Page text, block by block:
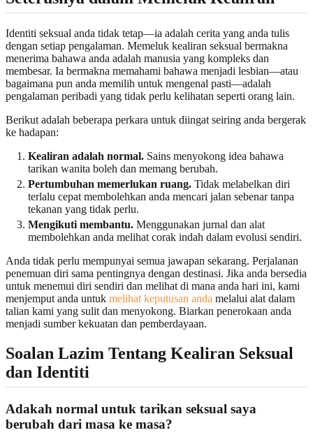
Identiti seksual anda tidak tetap—ia adalah cerita yang anda tulis
dengan setiap pengalaman. Memeluk kealiran seksual bermakna
menerima bahawa anda adalah manusia yang kompleks dan
membesar. Ia bermakna memahami bahawa menjadi lesbian—atau
bagaimana pun anda memilih untuk mengenal pasti—adalah
pengalaman peribadi yang tidak perlu kelihatan seperti orang lain.
Berikut adalah beberapa perkara untuk diingat seiring anda bergerak
ke hadapan:
Kealiran adalah normal. Sains menyokong idea bahawa
tarikan wanita boleh dan memang berubah.
Pertumbuhan memerlukan ruang. Tidak melabelkan diri
terlalu cepat membolehkan anda mencari jalan sebenar tanpa
tekanan yang tidak perlu.
Mengikuti membantu. Menggunakan jurnal dan alat
membolehkan anda melihat corak indah dalam evolusi sendiri.
Anda tidak perlu mempunyai semua jawapan sekarang. Perjalanan
penemuan diri sama pentingnya dengan destinasi. Jika anda bersedia
untuk menemui diri sendiri dan melihat di mana anda hari ini, kami
menjemput anda untuk melihat keputusan anda melalui alat dalam
talian kami yang sulit dan menyokong. Biarkan penerokaan anda
menjadi sumber kekuatan dan pemberdayaan.
Soalan Lazim Tentang Kealiran Seksual
dan Identiti
Adakah normal untuk tarikan seksual saya
berubah dari masa ke masa?